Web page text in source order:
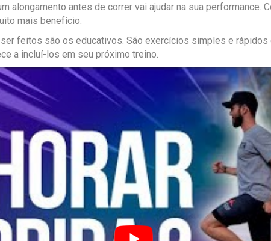
alongamento antes de correr vai ajudar na sua performance.
mais benefício.
feitos são os educativos. São exercícios simples e rápidos
a incluí-los em seu próximo treino.